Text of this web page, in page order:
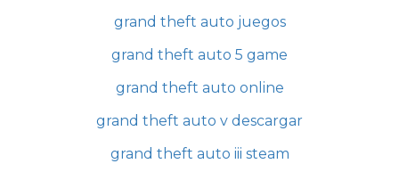
grand theft auto juegos
grand theft auto 5 game
grand theft auto online
grand theft auto v descargar
grand theft auto iii steam